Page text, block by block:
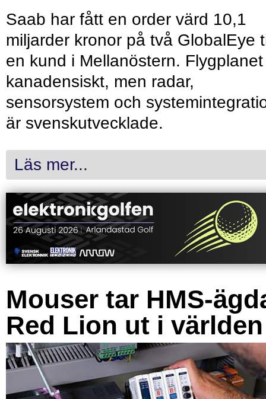
Saab har fått en order värd 10,1
miljarder kronor på två GlobalEye
en kund i Mellanöstern.
kanadensiskt, men radar,
sensorsystem och
är svenskutvecklade.
Läs mer...
Mouser tar HMS-
Red Lion ut i världen